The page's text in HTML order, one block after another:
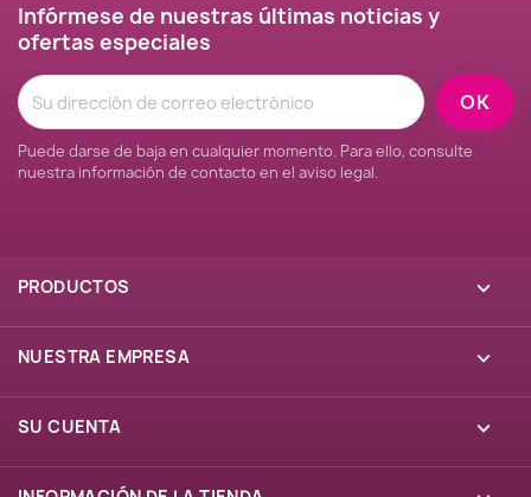
Infórmese de nuestras últimas noticias y
ofertas especiales
Puede darse de baja en cualquier momento. Para ello, consulte
nuestra información de contacto en el aviso legal.
PRODUCTOS 
NUESTRA EMPRESA 
SU CUENTA 